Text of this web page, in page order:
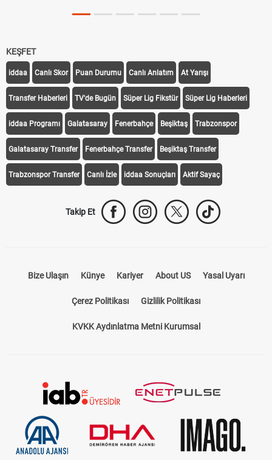
KEŞFET
iddaa Canlı Skor Puan Durumu Canlı Anlatım At Yarışı
Transfer Haberleri TV'de Bugün Süper Lig Fikstür Süper Lig Haberleri
iddaa Programı Galatasaray Fenerbahçe Beşiktaş Trabzonspor
Galatasaray Transfer Fenerbahçe Transfer Beşiktaş Transfer
Trabzonspor Transfer Canlı İzle iddaa Sonuçları Aktif Sayaç